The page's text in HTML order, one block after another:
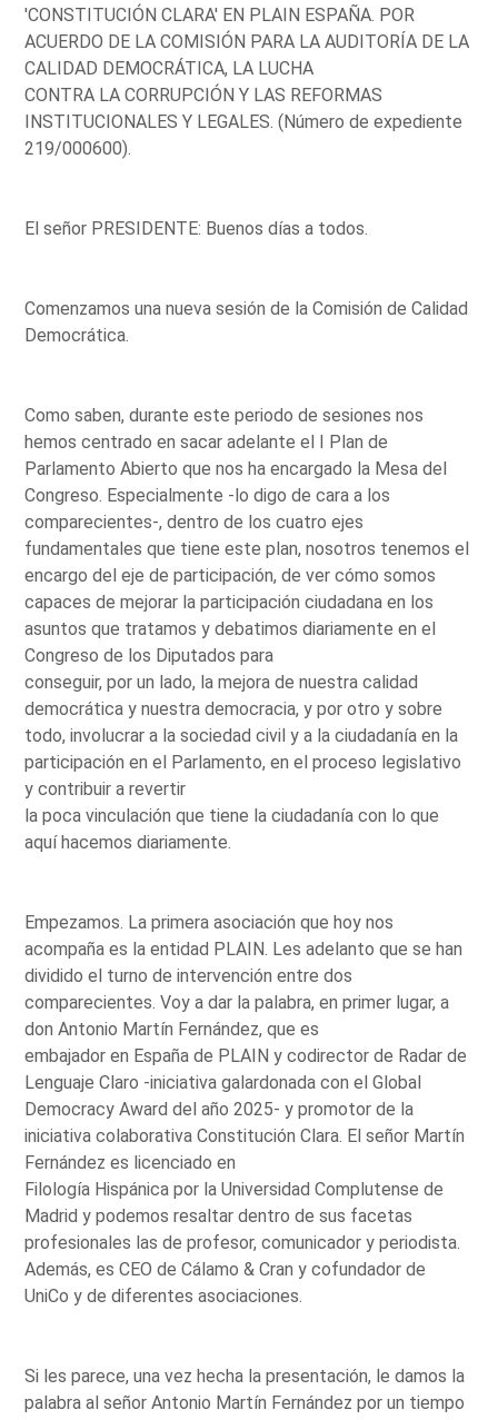
'CONSTITUCIÓN CLARA' EN PLAIN ESPAÑA. POR
ACUERDO DE LA COMISIÓN PARA LA AUDITORÍA DE LA
CALIDAD DEMOCRÁTICA, LA LUCHA
CONTRA LA CORRUPCIÓN Y LAS REFORMAS
INSTITUCIONALES Y LEGALES. (Número de expediente
219/000600).
El señor PRESIDENTE: Buenos días a todos.
Comenzamos una nueva sesión de la Comisión de Calidad
Democrática.
Como saben, durante este periodo de sesiones nos
hemos centrado en sacar adelante el I Plan de
Parlamento Abierto que nos ha encargado la Mesa del
Congreso. Especialmente -lo digo de cara a los
comparecientes-, dentro de los cuatro ejes
fundamentales que tiene este plan, nosotros tenemos el
encargo del eje de participación, de ver cómo somos
capaces de mejorar la participación ciudadana en los
asuntos que tratamos y debatimos diariamente en el
Congreso de los Diputados para
conseguir, por un lado, la mejora de nuestra calidad
democrática y nuestra democracia, y por otro y sobre
todo, involucrar a la sociedad civil y a la ciudadanía en la
participación en el Parlamento, en el proceso legislativo
y contribuir a revertir
la poca vinculación que tiene la ciudadanía con lo que
aquí hacemos diariamente.
Empezamos. La primera asociación que hoy nos
acompaña es la entidad PLAIN. Les adelanto que se han
dividido el turno de intervención entre dos
comparecientes. Voy a dar la palabra, en primer lugar, a
don Antonio Martín Fernández, que es
embajador en España de PLAIN y codirector de Radar de
Lenguaje Claro -iniciativa galardonada con el Global
Democracy Award del año 2025- y promotor de la
iniciativa colaborativa Constitución Clara. El señor Martín
Fernández es licenciado en
Filología Hispánica por la Universidad Complutense de
Madrid y podemos resaltar dentro de sus facetas
profesionales las de profesor, comunicador y periodista.
Además, es CEO de Cálamo & Cran y cofundador de
UniCo y de diferentes asociaciones.
Si les parece, una vez hecha la presentación, le damos la
palabra al señor Antonio Martín Fernández por un tiempo